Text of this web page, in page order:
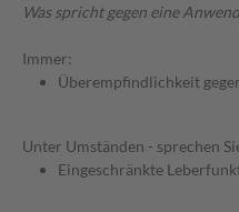
Was spricht gegen eine
Immer:
Überempfindlichkeit
Unter Umständen - sprechen
Eingeschränkte